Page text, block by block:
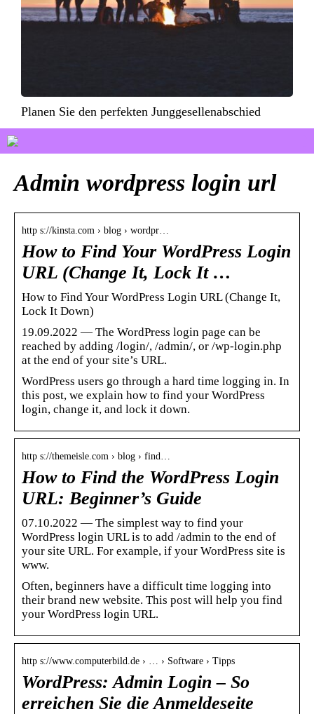
Planen Sie den perfekten Junggesellenabschied
Admin wordpress login url
http s://kinsta.com › blog › wordpr…
How to Find Your WordPress Login
URL (Change It, Lock It …
How to Find Your WordPress Login URL (Change It,
Lock It Down)
19.09.2022 — The WordPress login page can be
reached by adding /login/, /admin/, or /wp-login.php
at the end of your site’s URL.
WordPress users go through a hard time logging in. In
this post, we explain how to find your WordPress
login, change it, and lock it down.
http s://themeisle.com › blog › find…
How to Find the WordPress Login
URL: Beginner’s Guide
07.10.2022 — The simplest way to find your
WordPress login URL is to add /admin to the end of
your site URL. For example, if your WordPress site is
www.
Often, beginners have a difficult time logging into
their brand new website. This post will help you find
your WordPress login URL.
http s://www.computerbild.de › … › Software › Tipps
WordPress: Admin Login – So
erreichen Sie die Anmeldeseite